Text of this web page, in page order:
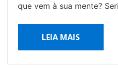
que vem à sua mente?
LEIA MAIS